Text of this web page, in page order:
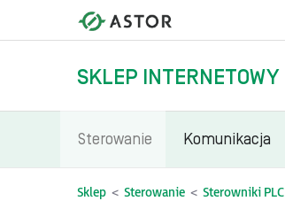
SKLEP INTERNETOWY
Sterowanie Komunikacja
Sklep Sterowanie Sterowniki PLC